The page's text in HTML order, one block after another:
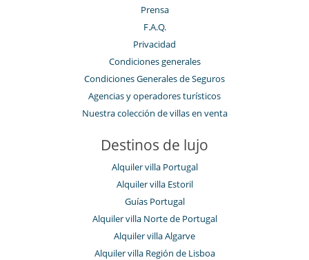
Prensa
F.A.Q.
Privacidad
Condiciones generales
Condiciones Generales de Seguros
Agencias y operadores turísticos
Nuestra colección de villas en venta
Destinos de lujo
Alquiler villa Portugal
Alquiler villa Estoril
Guías Portugal
Alquiler villa Norte de Portugal
Alquiler villa Algarve
Alquiler villa Región de Lisboa